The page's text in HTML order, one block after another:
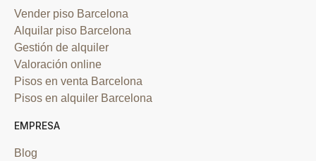
Vender piso Barcelona
Alquilar piso Barcelona
Gestión de alquiler
Valoración online
Pisos en venta Barcelona
Pisos en alquiler Barcelona
EMPRESA
Blog